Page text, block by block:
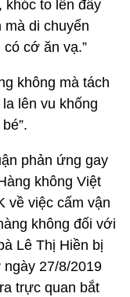
khóc to lên đấy
di chuyển
cớ ăn vạ.”
không mà tách
lên vu khống
phản ứng gay
không Việt
về việc cấm vận
không đối với
Lê Thị Hiền bị
27/8/2019
trực quan bắt